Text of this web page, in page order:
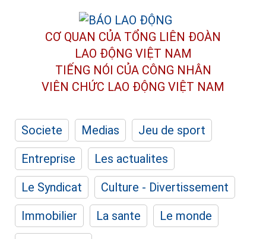
CƠ QUAN CỦA TỔNG LIÊN ĐOÀN
LAO ĐỘNG VIỆT NAM
TIẾNG NÓI CỦA CÔNG NHÂN
VIÊN CHỨC LAO ĐỘNG VIỆT NAM
Societe Medias
Jeu de sport
Entreprise
Les actualites
Le Syndicat
Culture - Divertissement
Immobilier
La sante
Le monde